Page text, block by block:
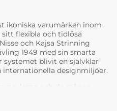
ikoniska varumärken inom
flexibla och tidlösa
och Kajsa Strinning
1949 med sin smarta
systemet blivit en självklar
internationella designmiljöer.
gavlarna och de många
efter behov har
som värdesätter